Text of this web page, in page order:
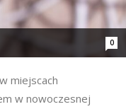
0
miejscach
w nowoczesnej